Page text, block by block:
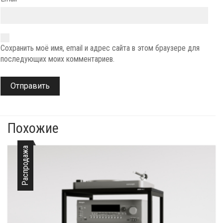
Сохранить моё имя, email и адрес сайта в этом браузере для
последующих моих комментариев.
Похожие
Распродажа